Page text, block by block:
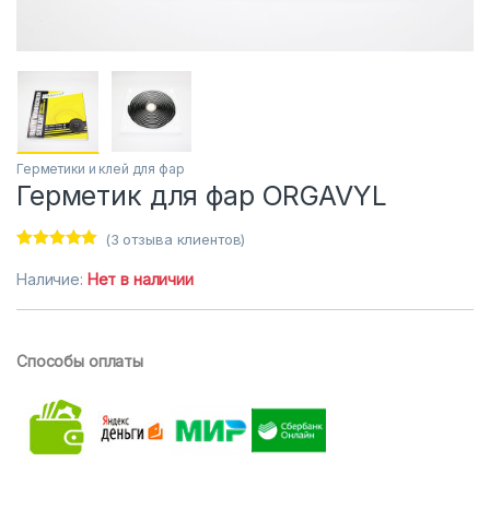
Герметики и клей для фар
Герметик для фар ORGAVYL
5.00из 5 на
опроса
(3 отзыва клиентов)
Наличие: Нет в наличии
Способы оплаты